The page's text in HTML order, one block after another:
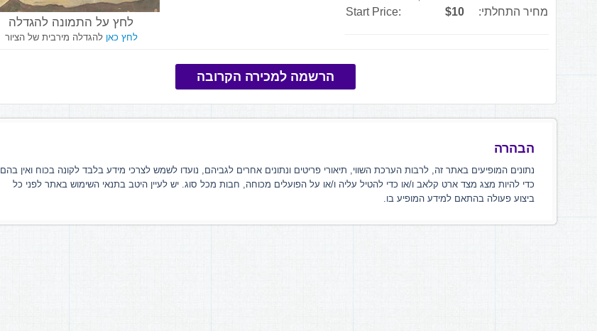
לחץ על התמונה להגדלה
לחץ כאן להגדלה מירבית של הציור
מחיר התחלתי:
$10
Start Price:
הרשמה למכירה הקרובה
הבהרה
נתונים המופיעים באתר זה, לרבות הערכת השווי, תיאורי פריטים ונתונים אחרים לגביהם, נועדו לשמש לצרכי מידע בלבד לקונה בכוח ואין בהם
כדי להיות מצג מצד ארט קלאב ו/או כדי להטיל עליה ו/או על הפועלים מכוחה, חבות מכל סוג. יש לעיין היטב בתנאי השימוש באתר לפני כל
ביצוע פעולה בהתאם למידע המופיע בו.